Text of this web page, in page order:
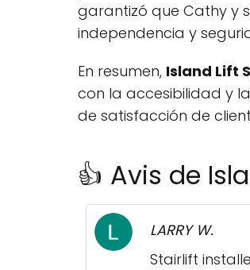
garantizó que Cathy y
independencia y
En resumen, Island Lift
con la accesibilidad y
de satisfacción de
👍 Avis de
LARRY W.
Stairlift